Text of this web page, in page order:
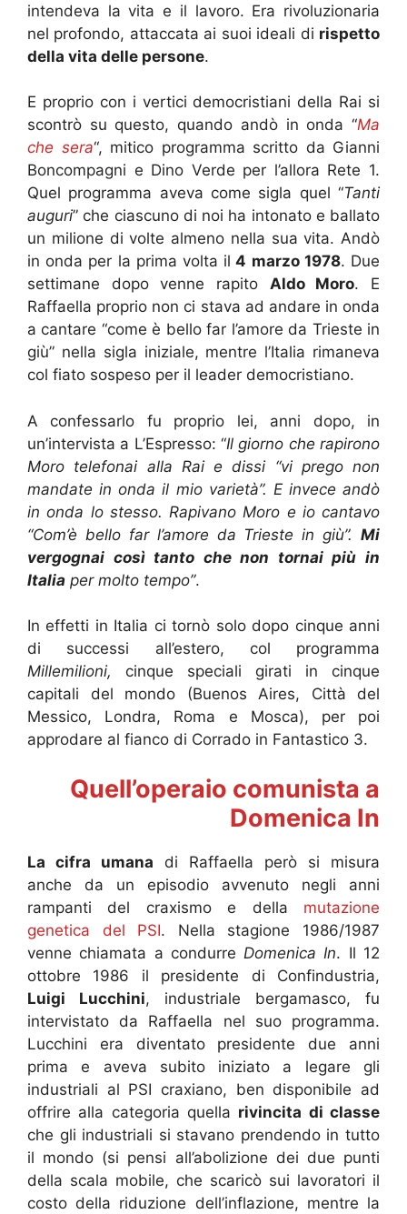
intendeva la vita e il lavoro. Era rivoluzionaria
nel profondo, attaccata ai suoi ideali di rispetto
della vita delle persone.
E proprio con i vertici democristiani della Rai si
scontrò su questo, quando andò in onda “Ma
che sera“, mitico programma scritto da Gianni
Boncompagni e Dino Verde per l’allora Rete 1.
Quel programma aveva come sigla quel “Tanti
auguri” che ciascuno di noi ha intonato e ballato
un milione di volte almeno nella sua vita. Andò
in onda per la prima volta il 4 marzo 1978. Due
settimane dopo venne rapito Aldo Moro. E
Raffaella proprio non ci stava ad andare in onda
a cantare “come è bello far l’amore da Trieste in
giù” nella sigla iniziale, mentre l’Italia rimaneva
col fiato sospeso per il leader democristiano.
A confessarlo fu proprio lei, anni dopo, in
un’intervista a L’Espresso: “Il giorno che rapirono
Moro telefonai alla Rai e dissi “vi prego non
mandate in onda il mio varietà”. E invece andò
in onda lo stesso. Rapivano Moro e io cantavo
“Com’è bello far l’amore da Trieste in giù”. Mi
vergognai così tanto che non tornai più in
Italia per molto tempo”.
In effetti in Italia ci tornò solo dopo cinque anni
di successi all’estero, col programma
Millemilioni, cinque speciali girati in cinque
capitali del mondo (Buenos Aires, Città del
Messico, Londra, Roma e Mosca), per poi
approdare al fianco di Corrado in Fantastico 3.
Quell’operaio comunista a
Domenica In
La cifra umana di Raffaella però si misura
anche da un episodio avvenuto negli anni
rampanti del craxismo e della mutazione
genetica del PSI. Nella stagione 1986/1987
venne chiamata a condurre Domenica In. Il 12
ottobre 1986 il presidente di Confindustria,
Luigi Lucchini, industriale bergamasco, fu
intervistato da Raffaella nel suo programma.
Lucchini era diventato presidente due anni
prima e aveva subito iniziato a legare gli
industriali al PSI craxiano, ben disponibile ad
offrire alla categoria quella rivincita di classe
che gli industriali si stavano prendendo in tutto
il mondo (si pensi all’abolizione dei due punti
della scala mobile, che scaricò sui lavoratori il
costo della riduzione dell’inflazione, mentre la